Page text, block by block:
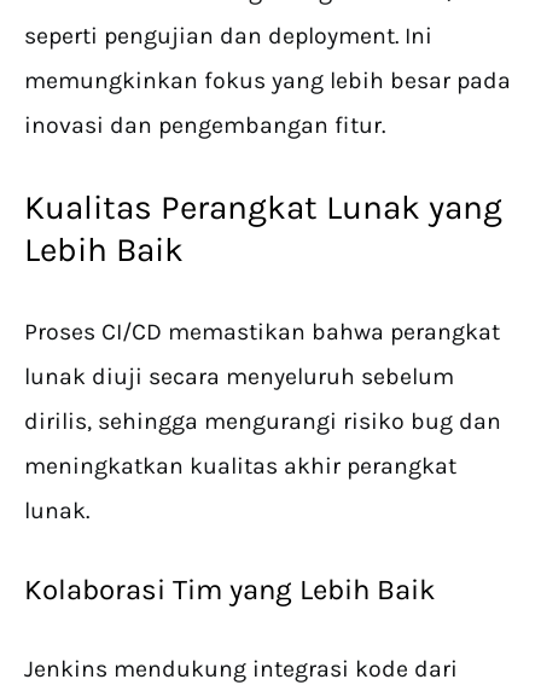
seperti pengujian dan deployment. Ini
memungkinkan fokus yang lebih besar pada
inovasi dan pengembangan fitur.
Kualitas Perangkat Lunak yang
Lebih Baik
Proses CI/CD memastikan bahwa perangkat
lunak diuji secara menyeluruh sebelum
dirilis, sehingga mengurangi risiko bug dan
meningkatkan kualitas akhir perangkat
lunak.
Kolaborasi Tim yang Lebih Baik
Jenkins mendukung integrasi kode dari